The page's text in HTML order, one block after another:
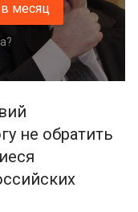
месяц
не обратить